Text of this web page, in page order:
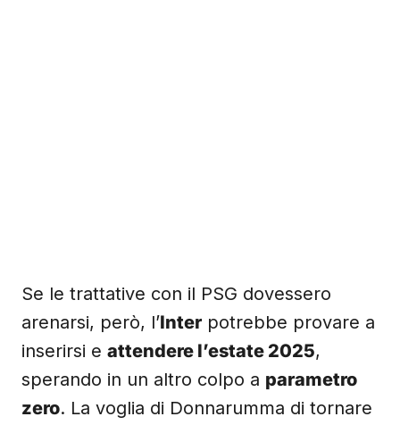
Se le trattative con il PSG dovessero
arenarsi, però, l’Inter potrebbe provare a
inserirsi e attendere l’estate 2025,
sperando in un altro colpo a parametro
zero. La voglia di Donnarumma di tornare